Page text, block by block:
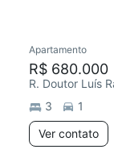
Apartamento
R$ 680.000
R. Doutor Luís
3
1
Ver contato